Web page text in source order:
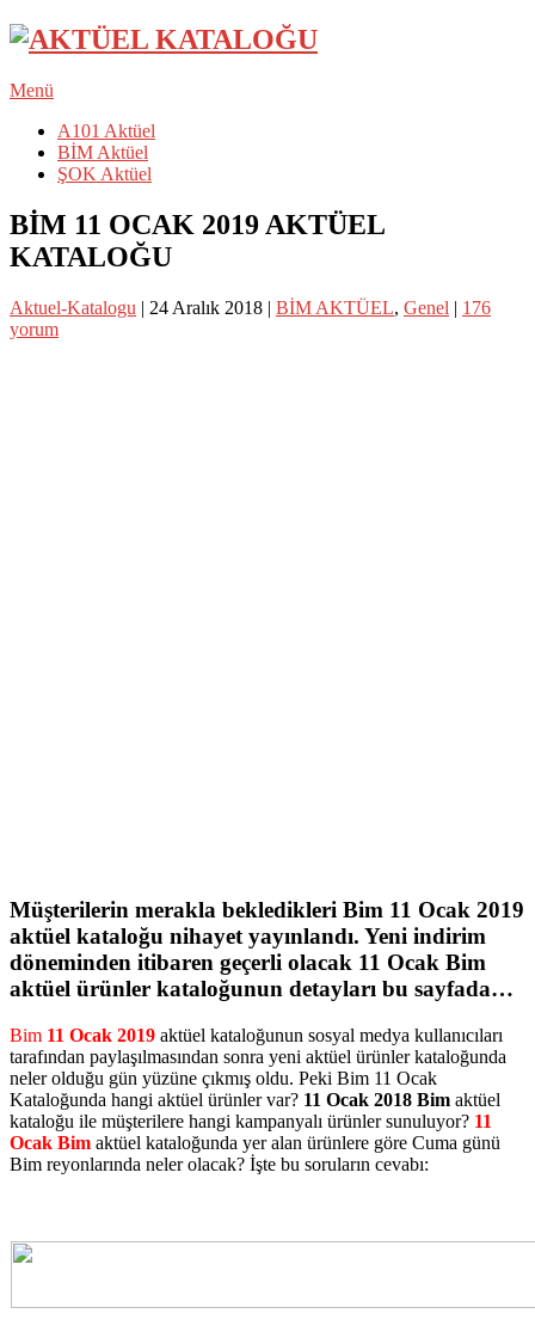
Menü
A101 Aktüel
BİM Aktüel
ŞOK Aktüel
BİM 11 OCAK 2019 AKTÜEL
KATALOĞU
Aktuel-Katalogu | 24 Aralık 2018 | BİM AKTÜEL, Genel | 176
yorum
Müşterilerin merakla bekledikleri Bim 11 Ocak 2019
aktüel kataloğu nihayet yayınlandı. Yeni indirim
döneminden itibaren geçerli olacak 11 Ocak Bim
aktüel ürünler kataloğunun detayları bu sayfada…
Bim 11 Ocak 2019 aktüel kataloğunun sosyal medya kullanıcıları
tarafından paylaşılmasından sonra yeni aktüel ürünler kataloğunda
neler olduğu gün yüzüne çıkmış oldu. Peki Bim 11 Ocak
Kataloğunda hangi aktüel ürünler var? 11 Ocak 2018 Bim aktüel
kataloğu ile müşterilere hangi kampanyalı ürünler sunuluyor? 11
Ocak Bim aktüel kataloğunda yer alan ürünlere göre Cuma günü
Bim reyonlarında neler olacak? İşte bu soruların cevabı: